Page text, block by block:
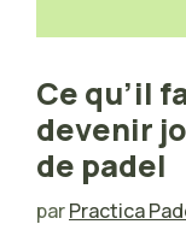
Ce qu’il
devenir
de padel
parPractica